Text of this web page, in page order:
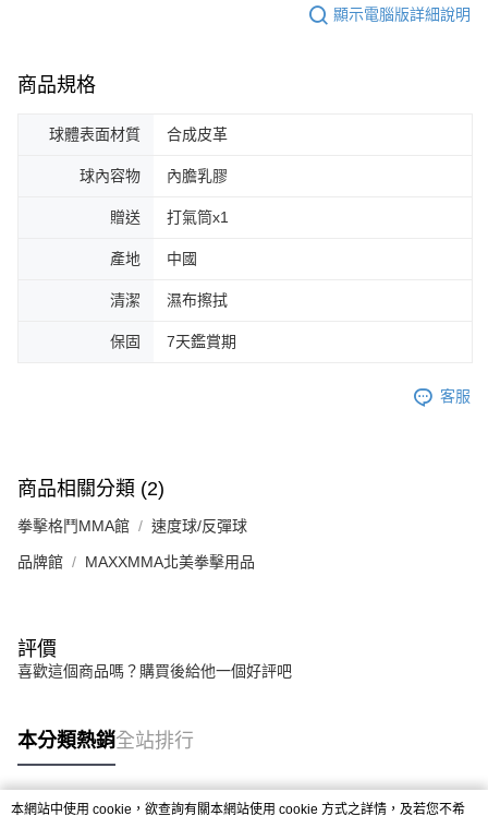
顯示電腦版詳細說明
商品規格
球體表面材質 合成皮革
球內容物 內膽乳膠
贈送 打氣筒x1
產地 中國
清潔 濕布擦拭
保固 7天鑑賞期
客服
商品相關分類 (2)
拳擊格鬥MMA館 速度球/反彈球
品牌館 MAXXMMA北美拳擊用品
評價
喜歡這個商品嗎？購買後給他一個好評吧
本分類熱銷全站排行
本網站中使用 cookie，欲查詢有關本網站使用 cookie 方式之詳情，及若您不希